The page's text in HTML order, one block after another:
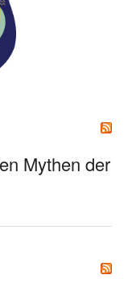
Mythen der